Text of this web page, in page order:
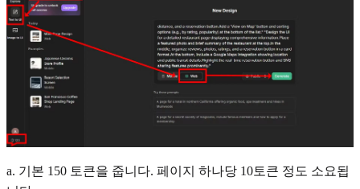
a. 기본 150 토큰을 줍니다. 페이지 하나당 10토큰 정도 소요됩